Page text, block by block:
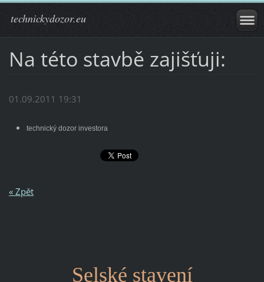
technickydozor.eu
Na této stavbě zajišťuji:
01.09.2011 19:31
technický dozor investora
« Zpět
Selské stavení